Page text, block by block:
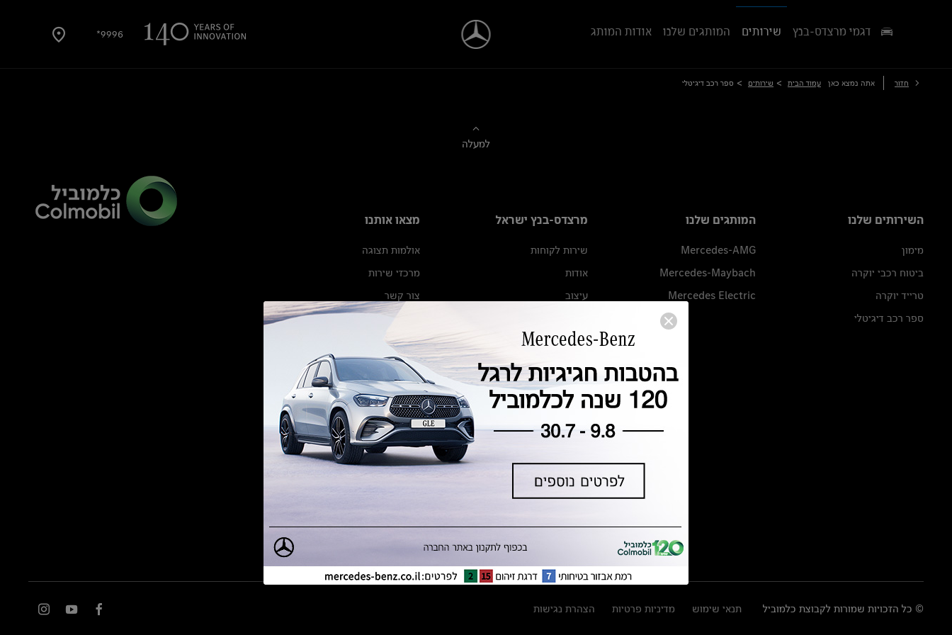
9996* דגמי מרצדס-בנץ שירותים המותגים שלנו אודות המותג
חזור אתה נמצא כאן עמוד הבית > שירותים > ספר רכב דיגיטלי
למעלה
השירותים שלנו
מימון
ביטוח רכבי יוקרה
טרייד יוקרה
ספר רכב דיגיטלי
המותגים שלנו
Mercedes-AMG
Mercedes-Maybach
Mercedes Electric
מרצדס-בנץ ישראל
שירות לקוחות
אודות
עיצוב
מגזין מרצדס-בנץ
ספרי רכב מרצדס-בנץ
נתוני זיהום אוויר וצריכת דלק וחשמל
נתוני תווית צמיגים
מחירון חלפים
הודעה על הטבות לרכבי מרצדס בהסדר
מצאו אותנו
אולמות תצוגה
מרכזי שירות
צור קשר
© כל הזכויות שמורות לקבוצת כלמוביל תנאי שימוש מדיניות פרטיות הצהרת נגישות